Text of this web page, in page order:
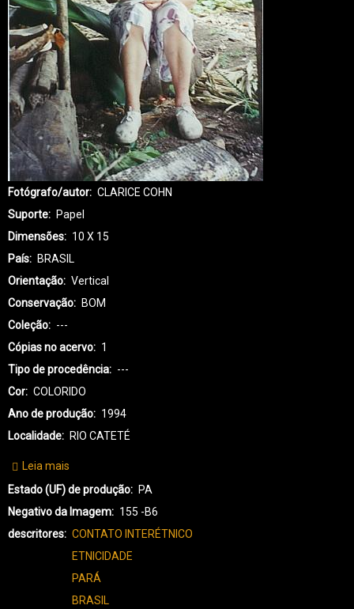
Fotógrafo/autor
CLARICE COHN
Suporte
Papel
Dimensões
10 X 15
País
BRASIL
Orientação
Vertical
Conservação
BOM
Coleção
---
Cópias no acervo
1
Tipo de procedência
---
Cor
COLORIDO
Ano de produção
1994
Localidade
RIO CATETÉ
Leia mais
KX-
KAYAPÓ
XIKRIN-
3444
Estado (UF) de produção
PA
Negativo da Imagem
155 -B6
descritores
CONTATO INTERÉTNICO
ETNICIDADE
PARÁ
BRASIL